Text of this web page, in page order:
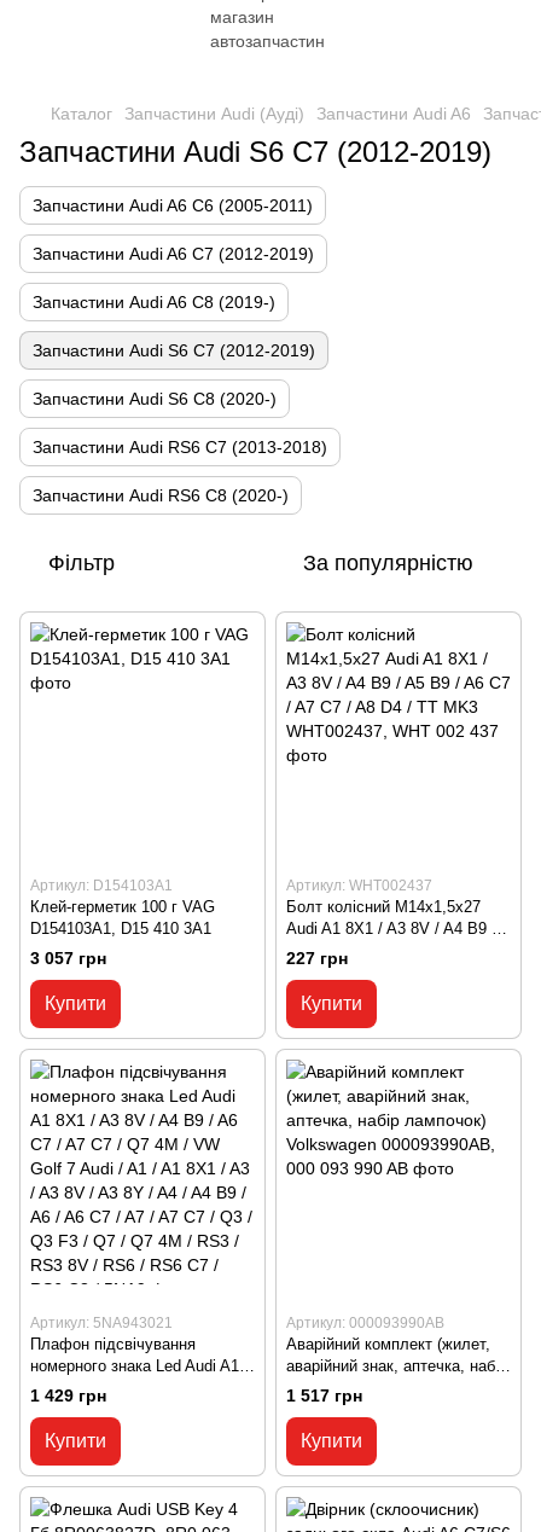
Каталог Запчастини Audi (Ауді) Запчастини Audi A6
Запчастини Audi S6 C7 (2012-2019)
Запчастини Audi A6 C6 (2005-2011)
Запчастини Audi A6 C7 (2012-2019)
Запчастини Audi A6 C8 (2019-)
Запчастини Audi S6 C7 (2012-2019)
Запчастини Audi S6 C8 (2020-)
Запчастини Audi RS6 С7 (2013-2018)
Запчастини Audi RS6 C8 (2020-)
Фільтр За популярністю
Артикул: D154103A1
Клей-герметик 100 г VAG
D154103A1, D15 410 3A1
3 057 грн
Купити
Артикул: WHT002437
Болт колісний М14х1,5х27
Audi A1 8X1 / A3 8V / A4 B9 /
A5 B9 / A6 C7 / A7 C7 / A8 D4 /
TT MK3 WHT002437, WHT 002
437
227 грн
Купити
Артикул: 5NA943021
Плафон підсвічування
номерного знака Led Audi A1
8X1 / A3 8V / A4 B9 / A6 C7 /
A7 C7 / Q7 4M / VW Golf 7
Audi / A1 / A1 8X1 / A3 / A3 8V
/ A3 8Y / A4 / A4 B9 / A6 / A6
C7 / A7 / A7 C7 / Q3 / Q3 F3 /
Q7 / Q7 4M / RS3 / RS3 8V /
RS6 / RS6 С7 / RS6 C8 / 5NA9
1 429 грн
Купити
Артикул: 000093990AB
Аварійний комплект (жилет,
аварійний знак, аптечка, набір
лампочок) Volkswagen
000093990AB, 000 093 990 AB
1 517 грн
Купити